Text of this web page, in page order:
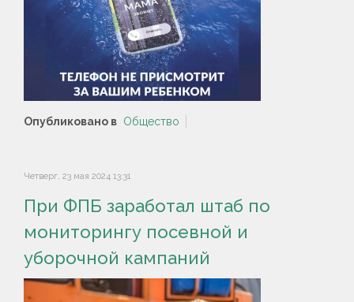
Опубликовано в Общество
Четверг, 23 мая 2024 13:31
При ФПБ заработал штаб по
мониторингу посевной и
уборочной кампаний